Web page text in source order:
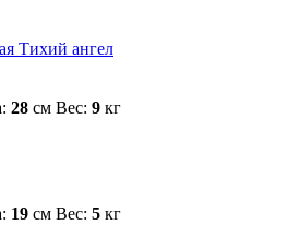
28 см Вес: 9 кг
19 см Вес: 5 кг